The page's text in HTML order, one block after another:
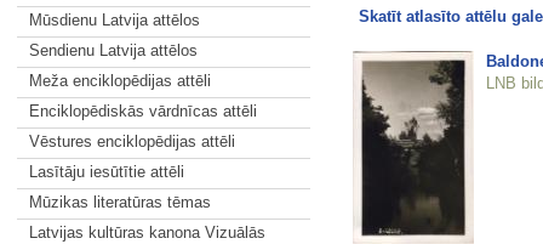
Mūsdienu Latvija attēlos
Sendienu Latvija attēlos
Meža enciklopēdijas attēli
Enciklopēdiskās vārdnīcas attēli
Vēstures enciklopēdijas attēli
Lasītāju iesūtītie attēli
Mūzikas literatūras tēmas
Latvijas kultūras kanona Vizuālās
Skatīt atlasīto attēlu
LNB